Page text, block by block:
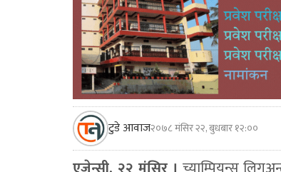
टुडे आवाज२०७८ मंसिर २२, बुधबार १२:००